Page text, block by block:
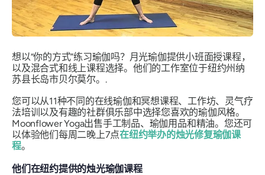
想以“你的方式”练习瑜伽吗？月光瑜伽提供小班面授课程，
以及混合式和线上课程选择。他们的工作室位于纽约州纳
苏县长岛市贝尔莫尔。.
您可以从11种不同的在线瑜伽和冥想课程、工作坊、灵气疗
法培训以及有趣的社群俱乐部中选择您喜欢的瑜伽风格。
Moonflower Yoga出售手工制品、瑜伽用品和精油。您还可
以体验他们每周二晚上7点在纽约举办的烛光修复瑜伽课
程。
他们在纽约提供的烛光瑜伽课程